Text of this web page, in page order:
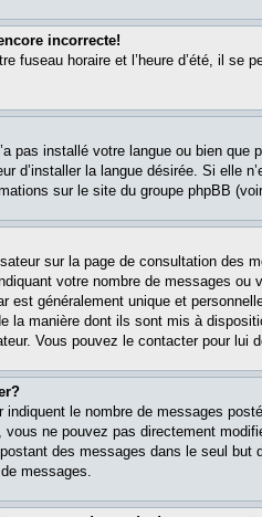
incorrecte!
fuseau horaire et l’heure d’été, il se
pas installé votre langue ou bien que
d’installer la langue désirée. Si elle
sur le site du groupe phpBB
sur la page de consultation des
votre nombre de messages ou
est généralement unique et
la manière dont ils sont mis à
Vous pouvez le contacter pour lui
indiquent le nombre de messages
ne pouvez pas directement
des messages dans le seul but
messages.